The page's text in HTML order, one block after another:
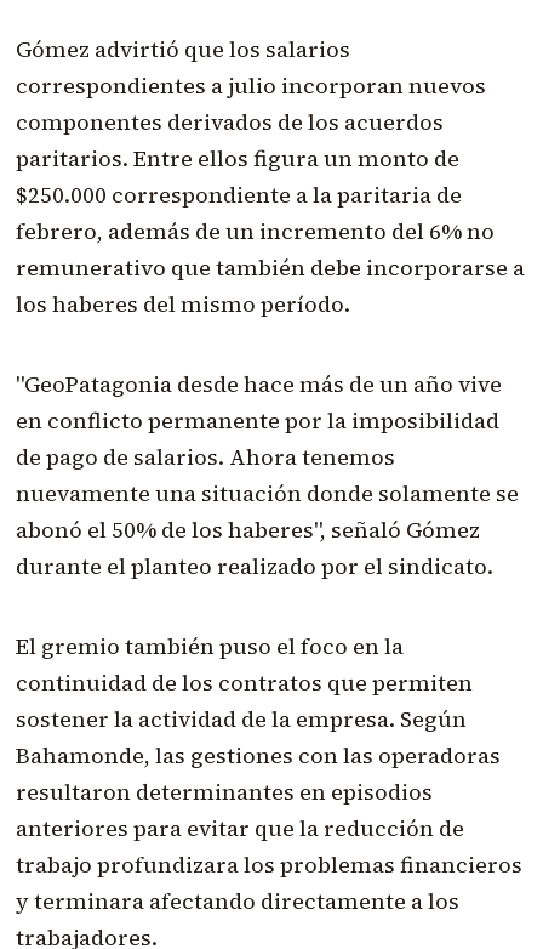
Gómez advirtió que los salarios
correspondientes a julio incorporan nuevos
componentes derivados de los acuerdos
paritarios. Entre ellos figura un monto de
$250.000 correspondiente a la paritaria de
febrero, además de un incremento del 6% no
remunerativo que también debe incorporarse a
los haberes del mismo período.
"GeoPatagonia desde hace más de un año vive
en conflicto permanente por la imposibilidad
de pago de salarios. Ahora tenemos
nuevamente una situación donde solamente se
abonó el 50% de los haberes", señaló Gómez
durante el planteo realizado por el sindicato.
El gremio también puso el foco en la
continuidad de los contratos que permiten
sostener la actividad de la empresa. Según
Bahamonde, las gestiones con las operadoras
resultaron determinantes en episodios
anteriores para evitar que la reducción de
trabajo profundizara los problemas financieros
y terminara afectando directamente a los
trabajadores.